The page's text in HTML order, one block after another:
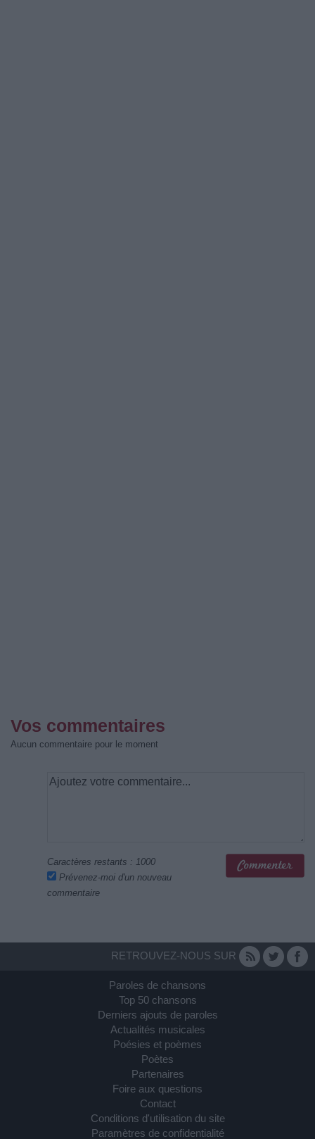
Vos commentaires
Aucun commentaire pour le moment
Caractères restants : 1000
Prévenez-moi d'un nouveau
commentaire
RETROUVEZ-NOUS SUR
Paroles de chansons
Top 50 chansons
Derniers ajouts de paroles
Actualités musicales
Poésies et poèmes
Poètes
Partenaires
Foire aux questions
Contact
Conditions d'utilisation du site
Paramètres de confidentialité